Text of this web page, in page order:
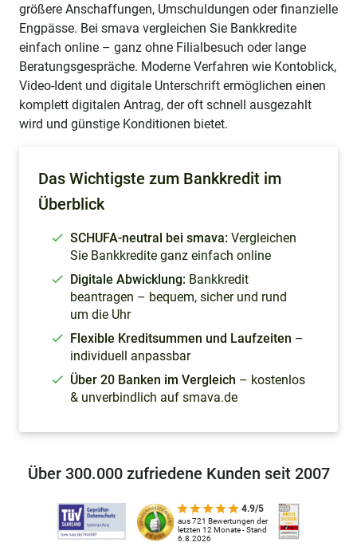
größere Anschaffungen, Umschuldungen oder finanzielle
Engpässe. Bei smava vergleichen Sie Bankkredite
einfach online – ganz ohne Filialbesuch oder lange
Beratungsgespräche. Moderne Verfahren wie Kontoblick,
Video-Ident und digitale Unterschrift ermöglichen einen
komplett digitalen Antrag, der oft schnell ausgezahlt
wird und günstige Konditionen bietet.
Das Wichtigste zum Bankkredit im
Überblick
SCHUFA-neutral bei smava: Vergleichen
Sie Bankkredite ganz einfach online
Digitale Abwicklung: Bankkredit
beantragen – bequem, sicher und rund
um die Uhr
Flexible Kreditsummen und Laufzeiten –
individuell anpassbar
Über 20 Banken im Vergleich – kostenlos
& unverbindlich auf smava.de
Über 300.000 zufriedene Kunden seit 2007
4.9/5
aus 721 Bewertungen der
letzten 12 Monate - Stand
6.8.2026